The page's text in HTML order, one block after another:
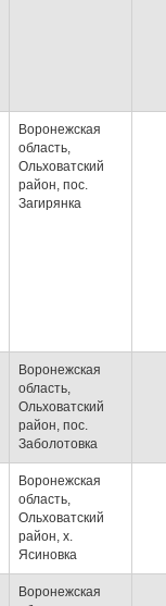
Воронежская
область,
Ольховатский
район, пос.
Загирянка
Воронежская
область,
Ольховатский
район, пос.
Заболотовка
Воронежская
область,
Ольховатский
район, х.
Ясиновка
Воронежская